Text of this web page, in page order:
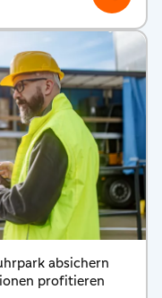
absichern
profitieren